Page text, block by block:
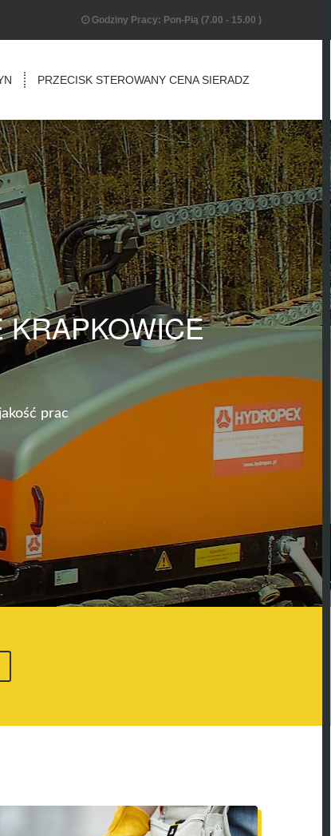
Godziny Pracy: Pon-Pią (7.00 - 15.00 )
PRZECISK STEROWANY CENA SIERADZ
KRAPKOWICE
prac